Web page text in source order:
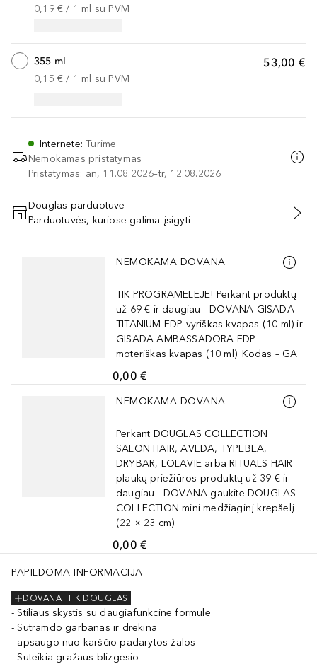
0,19 € / 1 ml su PVM
53,00 €
355 ml
0,15 € / 1 ml su PVM
Internete:Turime
Nemokamas pristatymas
Pristatymas: an, 11.08.2026–tr, 12.08.2026
PRIDĖTI Į KREPŠELĮ
Douglas parduotuvė
Parduotuvės, kuriose galima įsigyti
Praleisti slankiklį
NEMOKAMA DOVANA
TIK PROGRAMĖLĖJE! Perkant produktų
už 69 € ir daugiau - DOVANA GISADA
TITANIUM EDP vyriškas kvapas (10 ml) ir
GISADA AMBASSADORA EDP
moteriškas kvapas (10 ml). Kodas – GA
0,00 €
Praleisti slankiklį
NEMOKAMA DOVANA
Perkant DOUGLAS COLLECTION
SALON HAIR, AVEDA, TYPEBEA,
DRYBAR, LOLAVIE arba RITUALS HAIR
plaukų priežiūros produktų už 39 € ir
daugiau - DOVANA gaukite DOUGLAS
COLLECTION mini medžiaginį krepšelį
(22 × 23 cm).
0,00 €
PAPILDOMA INFORMACIJA
TIK DOUGLAS
DOVANA
Stiliaus skystis su daugiafunkcine formule
Sutramdo garbanas ir drėkina
apsaugo nuo karščio padarytos žalos
Suteikia gražaus blizgesio